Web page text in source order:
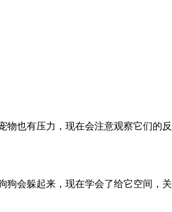
物也有压力，现在会注意观察它们的
狗会躲起来，现在学会了给它空间，